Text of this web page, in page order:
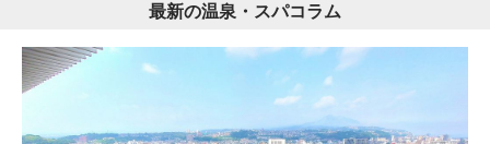
最新の温泉・スパコラム